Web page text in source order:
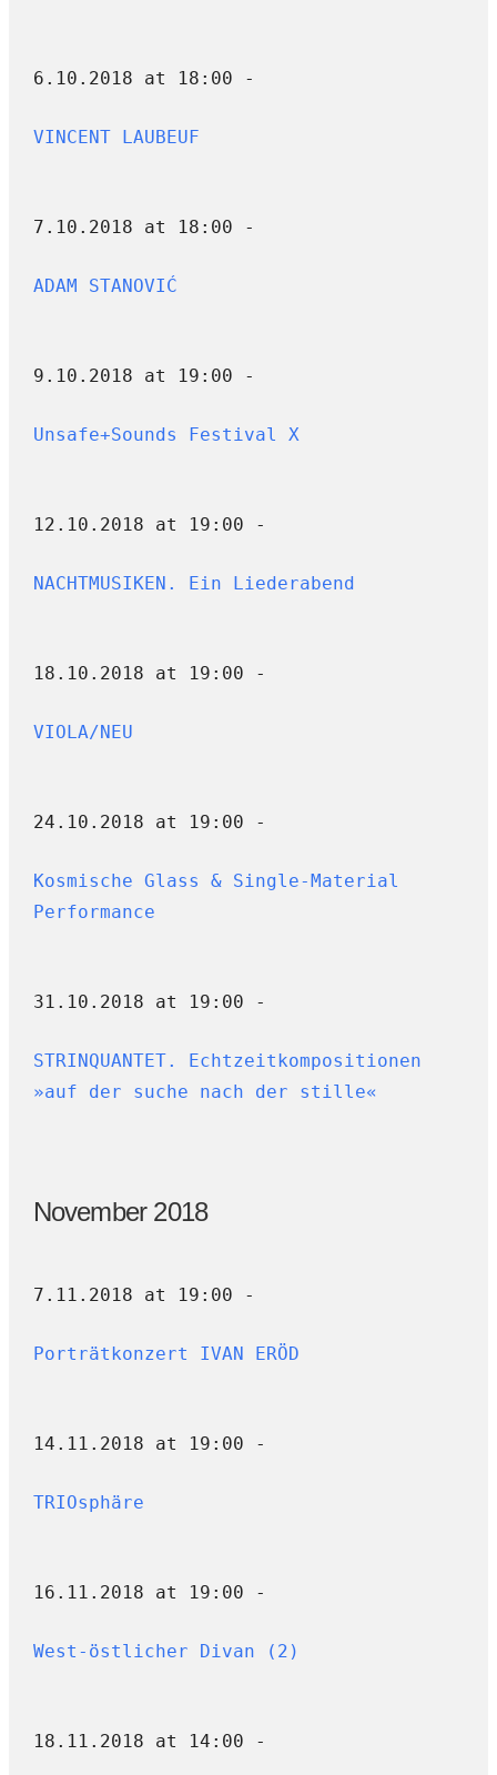
6.10.2018 at 18:00 -
VINCENT LAUBEUF
7.10.2018 at 18:00 -
ADAM STANOVIĆ
9.10.2018 at 19:00 -
Unsafe+Sounds Festival X
12.10.2018 at 19:00 -
NACHTMUSIKEN. Ein Liederabend
18.10.2018 at 19:00 -
VIOLA/NEU
24.10.2018 at 19:00 -
Kosmische Glass & Single-Material
Performance
31.10.2018 at 19:00 -
STRINQUANTET. Echtzeitkompositionen
»auf der suche nach der stille«
November 2018
7.11.2018 at 19:00 -
Porträtkonzert IVAN ERÖD
14.11.2018 at 19:00 -
TRIOsphäre
16.11.2018 at 19:00 -
West-östlicher Divan (2)
18.11.2018 at 14:00 -